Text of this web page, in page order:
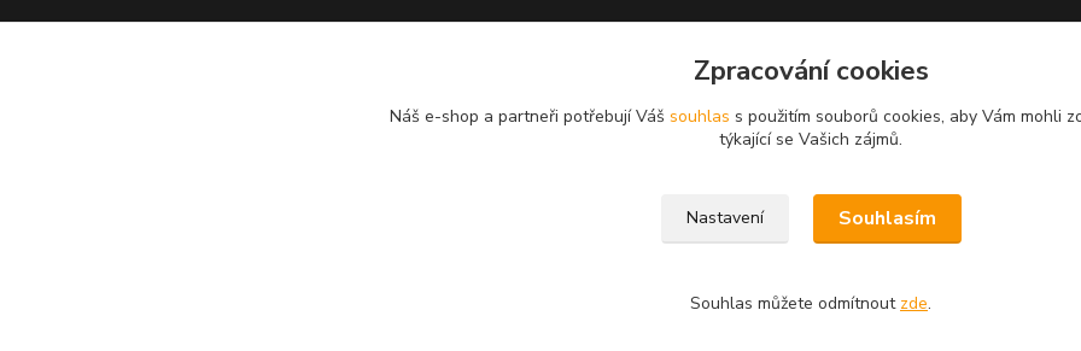
Zpracování cookies
Náš e-shop a partneři potřebují Váš souhlas s použitím souborů cookies, aby Vám mohli
týkající se Vašich zájmů.
Nastavení Souhlasím
Souhlas můžete odmítnout zde.